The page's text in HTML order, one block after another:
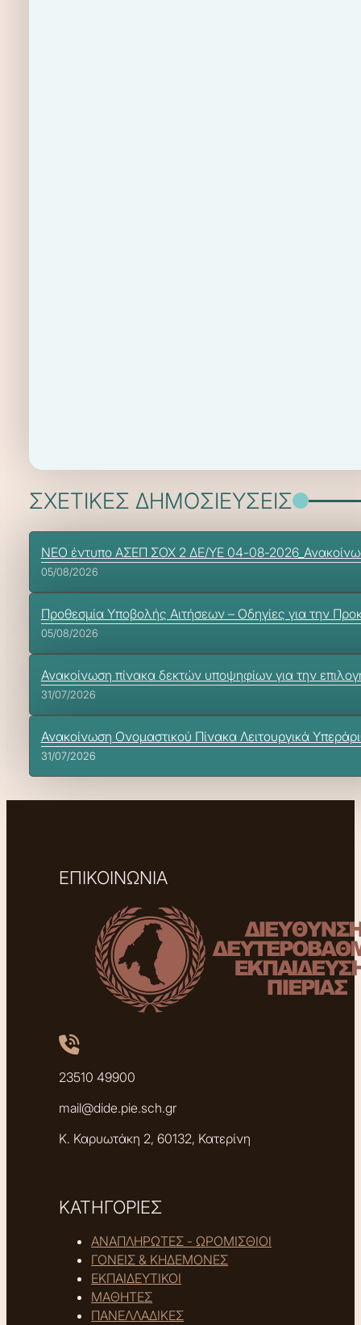
ΣΧΕΤΙΚΕΣ ΔΗΜΟΣΙΕΥΣΕΙΣ
ΝΕΟ έντυπο ΑΣΕΠ ΣΟΧ 2 ΔΕ/ΥΕ 04-08-
05/08/2026
Προθεσμία Υποβολής Αιτήσεων – Οδηγίες για την
05/08/2026
Ανακοίνωση πίνακα δεκτών υποψηφίων για την
31/07/2026
Ανακοίνωση Ονομαστικού Πίνακα Λειτουργικά
31/07/2026
ΕΠΙΚΟΙΝΩΝΙΑ
23510 49900
mail@dide.pie.sch.gr
Κ. Καρυωτάκη 2, 60132, Κατερίνη
ΚΑΤΗΓΟΡΙΕΣ
ΑΝΑΠΛΗΡΩΤΕΣ - ΩΡΟΜΙΣΘΙΟΙ
ΓΟΝΕΙΣ & ΚΗΔΕΜΟΝΕΣ
ΕΚΠΑΙΔΕΥΤΙΚΟΙ
ΜΑΘΗΤΕΣ
ΠΑΝΕΛΛΑΔΙΚΕΣ